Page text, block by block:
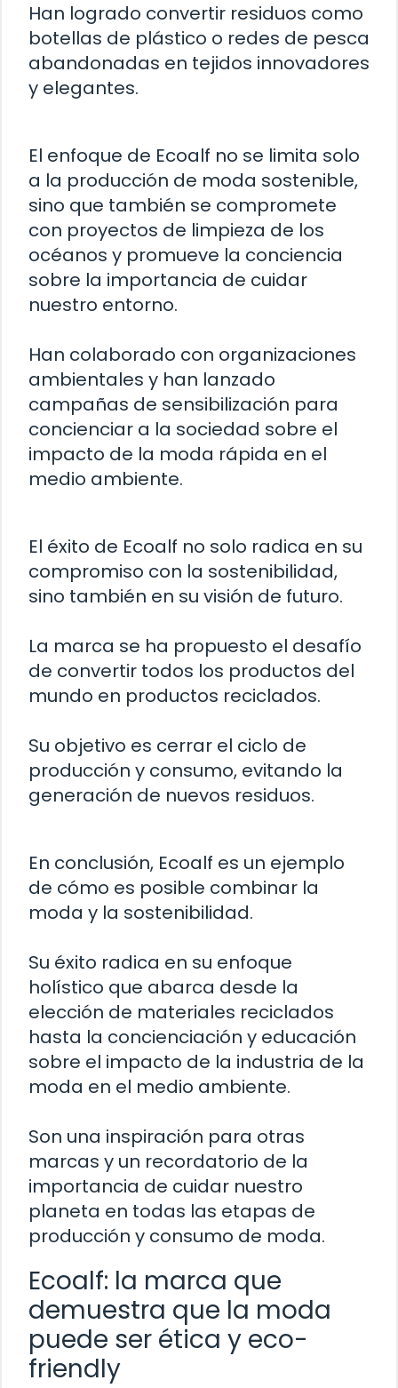
Han logrado convertir residuos como
botellas de plástico o redes de pesca
abandonadas en tejidos innovadores
y elegantes.
El enfoque de Ecoalf no se limita solo
a la producción de moda sostenible,
sino que también se compromete
con proyectos de limpieza de los
océanos y promueve la conciencia
sobre la importancia de cuidar
nuestro entorno.
Han colaborado con organizaciones
ambientales y han lanzado
campañas de sensibilización para
concienciar a la sociedad sobre el
impacto de la moda rápida en el
medio ambiente.
El éxito de Ecoalf no solo radica en su
compromiso con la sostenibilidad,
sino también en su visión de futuro.
La marca se ha propuesto el desafío
de convertir todos los productos del
mundo en productos reciclados.
Su objetivo es cerrar el ciclo de
producción y consumo, evitando la
generación de nuevos residuos.
En conclusión, Ecoalf es un ejemplo
de cómo es posible combinar la
moda y la sostenibilidad.
Su éxito radica en su enfoque
holístico que abarca desde la
elección de materiales reciclados
hasta la concienciación y educación
sobre el impacto de la industria de la
moda en el medio ambiente.
Son una inspiración para otras
marcas y un recordatorio de la
importancia de cuidar nuestro
planeta en todas las etapas de
producción y consumo de moda.
Ecoalf: la marca que
demuestra que la moda
puede ser ética y eco-
friendly